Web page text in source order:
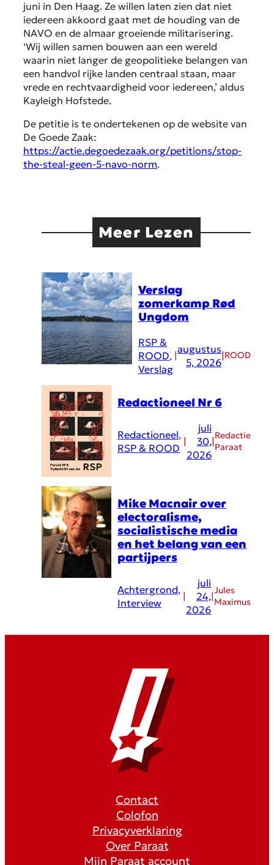
juni in Den Haag. Ze willen laten zien dat niet
iedereen akkoord gaat met de houding van de
NAVO en de almaar groeiende militarisering.
‘Wij willen samen bouwen aan een wereld
waarin niet langer de geopolitieke belangen van
een handvol rijke landen centraal staan, maar
vrede en rechtvaardigheid voor iedereen,’ aldus
Kayleigh Hofstede.
De petitie is te ondertekenen op de website van
De Goede Zaak:
https://actie.degoedezaak.org/petitions/stop-
the-steal-geen-5-navo-norm.
Meer Lezen
Verslag
zomerkamp Rød
Ungdom
RSP &
ROOD
Verslag
|
augustus
5, 2026
|ROOD
Redactioneel Nr 6
Redactioneel
RSP & ROOD
|
juli
30,
2026
|Redactie
Paraat
Mike Macnair over
electoralisme,
socialistische media
en het belang van een
partijpers
Achtergrond
Interview
|
juli
24,
2026
|Jules
Maximus
Contact
Colofon
Privacyverklaring
Over Paraat
Mijn Paraat account